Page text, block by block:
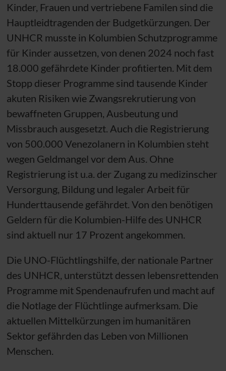
Kinder, Frauen und vertriebene Familen sind die
Hauptleidtragenden der Budgetkürzungen. Der
UNHCR musste in Kolumbien Schutzprogramme
für Kinder aussetzen, von denen 2024 noch fast
18.000 gefährdete Kinder profitierten. Mit dem
Stopp dieser Programme sind tausende Kinder
akuten Risiken wie Zwangsrekrutierung von
bewaffneten Gruppen, Ausbeutung und
Missbrauch ausgesetzt. Auch die Registrierung
von 500.000 Venezolanern in Kolumbien steht
wegen Geldmangel vor dem Aus. Ohne
Registrierung ist u.a. der Zugang zu medizinscher
Versorgung, Bildung und legaler Arbeit für
Hunderttausende gefährdet. Von den benötigen
Geldern für die Kolumbien-Hilfe des UNHCR
sind aktuell nur 17 Prozent angekommen.
Die UNO-Flüchtlingshilfe, der nationale Partner
des UNHCR , unterstützt dessen lebensrettenden
Programme mit Spendenaufrufen und macht auf
die Notlage der Flüchtlinge aufmerksam. Die
aktuellen Mittelkürzungen im humanitären
Sektor gefährden das Leben von Millionen
Menschen.